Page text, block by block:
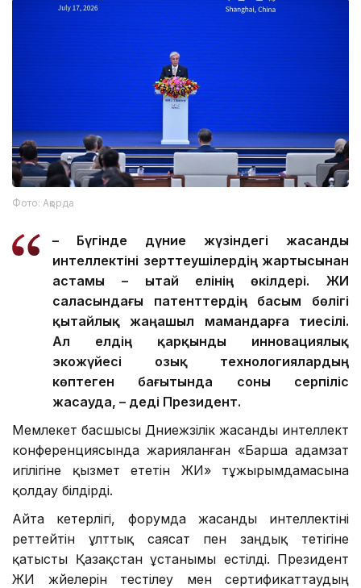
Фото: Ақорда
– Бүгінде дүние жүзіндегі жасанды
интеллектіні зерттеушілердің жартысынан
астамы – Қытай елінің өкілдері. ЖИ
саласындағы патенттердің басым бөлігі
қытайлық жаңашыл мамандарға тиесілі.
Ал елдің қарқынды инновациялық
экожүйесі озық технологиялардың
көптеген бағытында соны серпіліс
жасауда, – деді Президент.
Мемлекет басшысы Дүниежүзілік жасанды интеллект
конференциясында жарияланған «Барша адамзат
игілігіне қызмет ететін ЖИ» тұжырымдамасына
қолдау білдірді.
Айта кетерлігі, форумда жасанды интеллектіні
реттейтін ұлттық саясат пен заңдық тетігіне
қатысты Қазақстан ұстанымы естілді. Президент
ЖИ жүйелерін тестілеу мен сертификаттаудың